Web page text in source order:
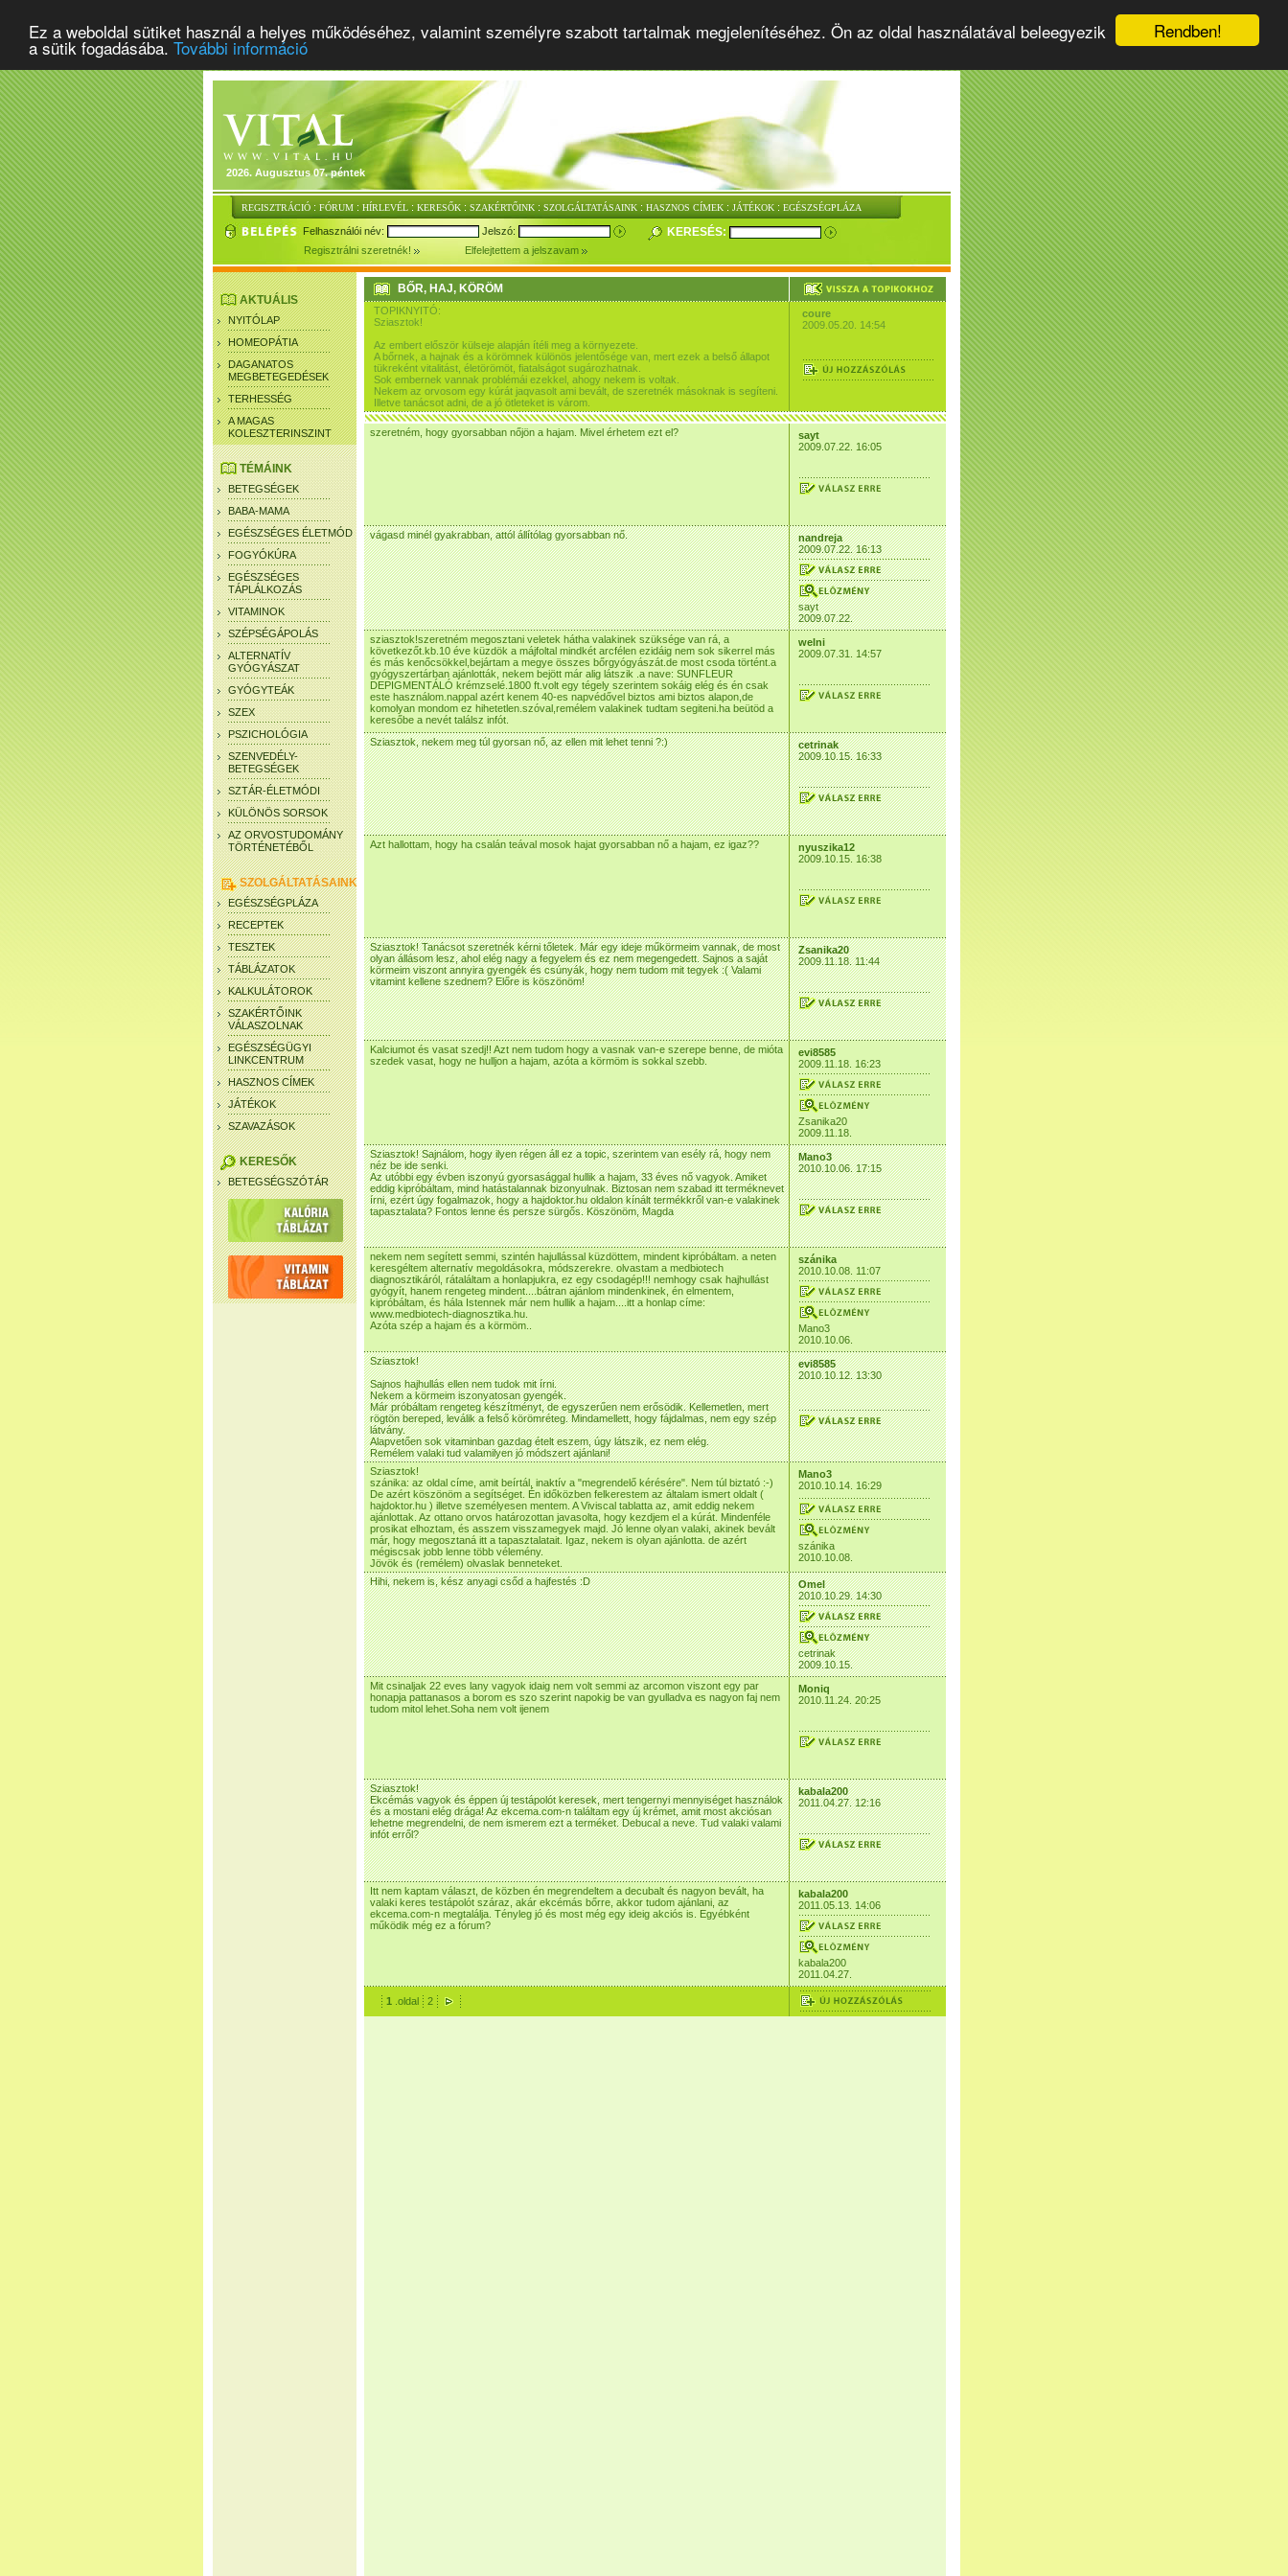
Rendben!
Ez a weboldal sütiket használ a helyes működéséhez, valamint személyre szabott tartalmak megjelenítéséhez. Ön az oldal használatával beleegyezik
a sütik fogadásába. További információ
2026. Augusztus 07. péntek
REGISZTRÁCIÓ : FÓRUM : HÍRLEVÉL : KERESŐK : SZAKÉRTŐINK : SZOLGÁLTATÁSAINK : HASZNOS CÍMEK : JÁTÉKOK : EGÉSZSÉGPLÁZA
Felhasználói név: Jelszó: KERESÉS:
Regisztrálni szeretnék! Elfelejtettem a jelszavam
AKTUÁLIS
NYITÓLAP
HOMEOPÁTIA
DAGANATOS
MEGBETEGEDÉSEK
TERHESSÉG
A MAGAS
KOLESZTERINSZINT
TÉMÁINK
BETEGSÉGEK
BABA-MAMA
EGÉSZSÉGES ÉLETMÓD
FOGYÓKÚRA
EGÉSZSÉGES
TÁPLÁLKOZÁS
VITAMINOK
SZÉPSÉGÁPOLÁS
ALTERNATÍV
GYÓGYÁSZAT
GYÓGYTEÁK
SZEX
PSZICHOLÓGIA
SZENVEDÉLY-
BETEGSÉGEK
SZTÁR-ÉLETMÓDI
KÜLÖNÖS SORSOK
AZ ORVOSTUDOMÁNY
TÖRTÉNETÉBŐL
SZOLGÁLTATÁSAINK
EGÉSZSÉGPLÁZA
RECEPTEK
TESZTEK
TÁBLÁZATOK
KALKULÁTOROK
SZAKÉRTŐINK
VÁLASZOLNAK
EGÉSZSÉGÜGYI
LINKCENTRUM
HASZNOS CÍMEK
JÁTÉKOK
SZAVAZÁSOK
KERESŐK
BETEGSÉGSZÓTÁR
BŐR, HAJ, KÖRÖM
TOPIKNYITÓ:
Sziasztok!
Az embert először külseje alapján ítéli meg a környezete.
A bőrnek, a hajnak és a körömnek különös jelentősége van, mert ezek a belső állapot
tükreként vitalitást, életörömöt, fiatalságot sugározhatnak.
Sok embernek vannak problémái ezekkel, ahogy nekem is voltak.
Nekem az orvosom egy kúrát jaqvasolt ami bevált, de szeretnék másoknak is segíteni.
Illetve tanácsot adni, de a jó ötleteket is várom.
coure
2009.05.20. 14:54
szeretném, hogy gyorsabban nőjön a hajam. Mivel érhetem ezt el?
sayt
2009.07.22. 16:05
vágasd minél gyakrabban, attól állítólag gyorsabban nő.
nandreja
2009.07.22. 16:13
sayt
2009.07.22.
sziasztok!szeretném megosztani veletek hátha valakinek szüksége van rá, a
következőt.kb.10 éve küzdök a májfoltal mindkét arcfélen ezidáig nem sok sikerrel más
és más kenőcsökkel,bejártam a megye összes bőrgyógyászát.de most csoda történt.a
gyógyszertárban ajánlották, nekem bejött már alig látszik .a nave: SUNFLEUR
DEPIGMENTÁLÓ krémzselé.1800 ft.volt egy tégely szerintem sokáig elég és én csak
este használom.nappal azért kenem 40-es napvédővel biztos ami biztos alapon,de
komolyan mondom ez hihetetlen.szóval,remélem valakinek tudtam segiteni.ha beütöd a
keresőbe a nevét találsz infót.
welni
2009.07.31. 14:57
Sziasztok, nekem meg túl gyorsan nő, az ellen mit lehet tenni ?:)
cetrinak
2009.10.15. 16:33
Azt hallottam, hogy ha csalán teával mosok hajat gyorsabban nő a hajam, ez igaz??
nyuszika12
2009.10.15. 16:38
Sziasztok! Tanácsot szeretnék kérni tőletek. Már egy ideje műkörmeim vannak, de most
olyan állásom lesz, ahol elég nagy a fegyelem és ez nem megengedett. Sajnos a saját
körmeim viszont annyira gyengék és csúnyák, hogy nem tudom mit tegyek :( Valami
vitamint kellene szednem? Előre is köszönöm!
Zsanika20
2009.11.18. 11:44
Kalciumot és vasat szedj!! Azt nem tudom hogy a vasnak van-e szerepe benne, de mióta
szedek vasat, hogy ne hulljon a hajam, azóta a körmöm is sokkal szebb.
evi8585
2009.11.18. 16:23
Zsanika20
2009.11.18.
Sziasztok! Sajnálom, hogy ilyen régen áll ez a topic, szerintem van esély rá, hogy nem
néz be ide senki.
Az utóbbi egy évben iszonyú gyorsasággal hullik a hajam, 33 éves nő vagyok. Amiket
eddig kipróbáltam, mind hatástalannak bizonyulnak. Biztosan nem szabad itt terméknevet
írni, ezért úgy fogalmazok, hogy a hajdoktor.hu oldalon kínált termékkről van-e valakinek
tapasztalata? Fontos lenne és persze sürgős. Köszönöm, Magda
Mano3
2010.10.06. 17:15
nekem nem segített semmi, szintén hajullással küzdöttem, mindent kipróbáltam. a neten
keresgéltem alternatív megoldásokra, módszerekre. olvastam a medbiotech
diagnosztikáról, rátaláltam a honlapjukra, ez egy csodagép!!! nemhogy csak hajhullást
gyógyít, hanem rengeteg mindent....bátran ajánlom mindenkinek, én elmentem,
kipróbáltam, és hála Istennek már nem hullik a hajam....itt a honlap címe:
www.medbiotech-diagnosztika.hu.
Azóta szép a hajam és a körmöm..
szánika
2010.10.08. 11:07
Mano3
2010.10.06.
Sziasztok!
Sajnos hajhullás ellen nem tudok mit írni.
Nekem a körmeim iszonyatosan gyengék.
Már próbáltam rengeteg készítményt, de egyszerűen nem erősödik. Kellemetlen, mert
rögtön bereped, leválik a felső körömréteg. Mindamellett, hogy fájdalmas, nem egy szép
látvány.
Alapvetően sok vitaminban gazdag ételt eszem, úgy látszik, ez nem elég.
Remélem valaki tud valamilyen jó módszert ajánlani!
evi8585
2010.10.12. 13:30
Sziasztok!
szánika: az oldal címe, amit beírtál, inaktív a "megrendelő kérésére". Nem túl biztató :-)
De azért köszönöm a segítséget. Én időközben felkerestem az általam ismert oldalt (
hajdoktor.hu ) illetve személyesen mentem. A Viviscal tablatta az, amit eddig nekem
ajánlottak. Az ottano orvos határozottan javasolta, hogy kezdjem el a kúrát. Mindenféle
prosikat elhoztam, és asszem visszamegyek majd. Jó lenne olyan valaki, akinek bevált
már, hogy megosztaná itt a tapasztalatait. Igaz, nekem is olyan ajánlotta. de azért
mégiscsak jobb lenne több vélemény.
Jövök és (remélem) olvaslak benneteket.
Mano3
2010.10.14. 16:29
szánika
2010.10.08.
Hihi, nekem is, kész anyagi csőd a hajfestés :D
Omel
2010.10.29. 14:30
cetrinak
2009.10.15.
Mit csinaljak 22 eves lany vagyok idaig nem volt semmi az arcomon viszont egy par
honapja pattanasos a borom es szo szerint napokig be van gyulladva es nagyon faj nem
tudom mitol lehet.Soha nem volt ijenem
Moniq
2010.11.24. 20:25
Sziasztok!
Ekcémás vagyok és éppen új testápolót keresek, mert tengernyi mennyiséget használok
és a mostani elég drága! Az ekcema.com-n találtam egy új krémet, amit most akciósan
lehetne megrendelni, de nem ismerem ezt a terméket. Debucal a neve. Tud valaki valami
infót erről?
kabala200
2011.04.27. 12:16
Itt nem kaptam választ, de közben én megrendeltem a decubalt és nagyon bevált, ha
valaki keres testápolót száraz, akár ekcémás bőrre, akkor tudom ajánlani, az
ekcema.com-n megtalálja. Tényleg jó és most még egy ideig akciós is. Egyébként
működik még ez a fórum?
kabala200
2011.05.13. 14:06
kabala200
2011.04.27.
1 .oldal 2